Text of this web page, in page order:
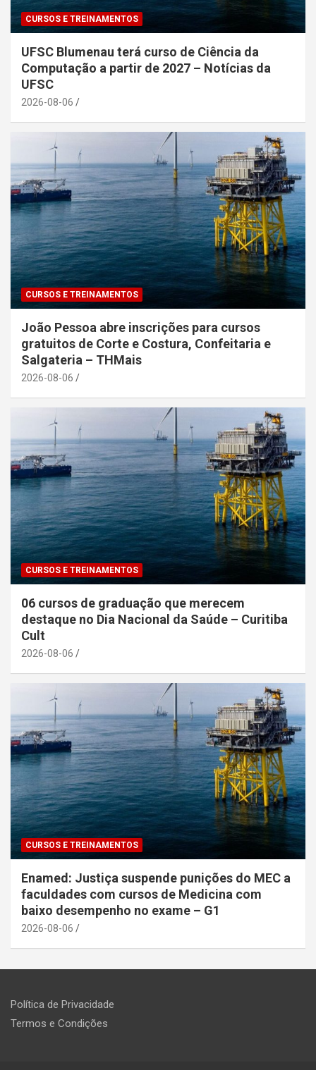
CURSOS E TREINAMENTOS
UFSC Blumenau terá curso de Ciência da
Computação a partir de 2027 – Notícias da
UFSC
2026-08-06
CURSOS E TREINAMENTOS
João Pessoa abre inscrições para cursos
gratuitos de Corte e Costura, Confeitaria e
Salgateria – THMais
2026-08-06
CURSOS E TREINAMENTOS
06 cursos de graduação que merecem
destaque no Dia Nacional da Saúde – Curitiba
Cult
2026-08-06
CURSOS E TREINAMENTOS
Enamed: Justiça suspende punições do MEC a
faculdades com cursos de Medicina com
baixo desempenho no exame – G1
2026-08-06
Política de Privacidade
Termos e Condições